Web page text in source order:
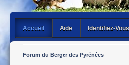
Accueil Aide Identifiez-Vous
Forum du Berger des Pyrénées